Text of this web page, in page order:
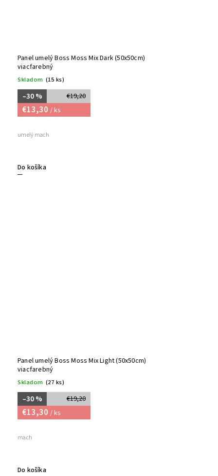
Panel umelý Boss Moss Mix Dark (50x50cm)
viacfarebný
Skladom (15 ks)
€19,20
–30 %
€13,30 / ks
Do košíka
umelý mach
Panel umelý Boss Moss Mix Light (50x50cm)
viacfarebný
Skladom (27 ks)
€19,20
–30 %
€13,30 / ks
Do košíka
mach